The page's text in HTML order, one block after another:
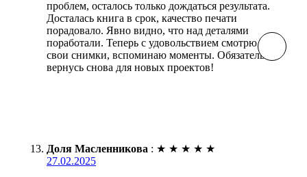
проблем, осталось только дождаться результата.
Досталась книга в срок, качество печати
порадовало. Явно видно, что над деталями
поработали. Теперь с удовольствием смотрю на
свои снимки, вспоминаю моменты. Обязательно
вернусь снова для новых проектов!
Доля Масленникова : ★ ★ ★ ★ ★
27.02.2025